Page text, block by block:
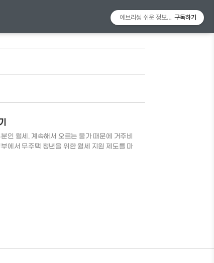
인 월세. 계속해서 오르는 물가 때문에 거주비
에서 무주택 청년을 위한 월세 지원 제도를 마
아보도록 하겠습니다. ​청년월세 한시 특별지
주택 청년으로 부모님과 별거 중인 청년 ▶ 보
에브리씽 쉬운 정보알리미구독하기